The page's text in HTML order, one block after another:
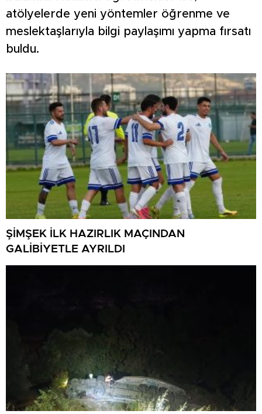
atölyelerde yeni yöntemler öğrenme ve
meslektaşlarıyla bilgi paylaşımı yapma fırsatı
buldu.
ŞİMŞEK İLK HAZIRLIK MAÇINDAN
GALİBİYETLE AYRILDI